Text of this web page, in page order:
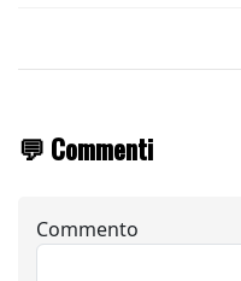
💬 Commenti